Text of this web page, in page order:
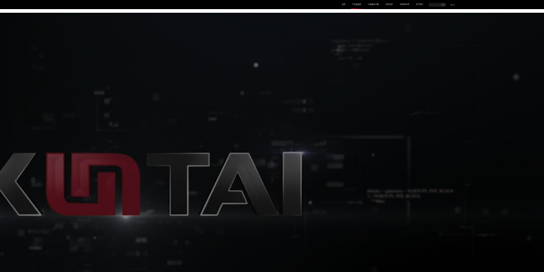
首页 产品及服务 行业解决方案 合作伙伴 投资者关系 关于我们 中EN